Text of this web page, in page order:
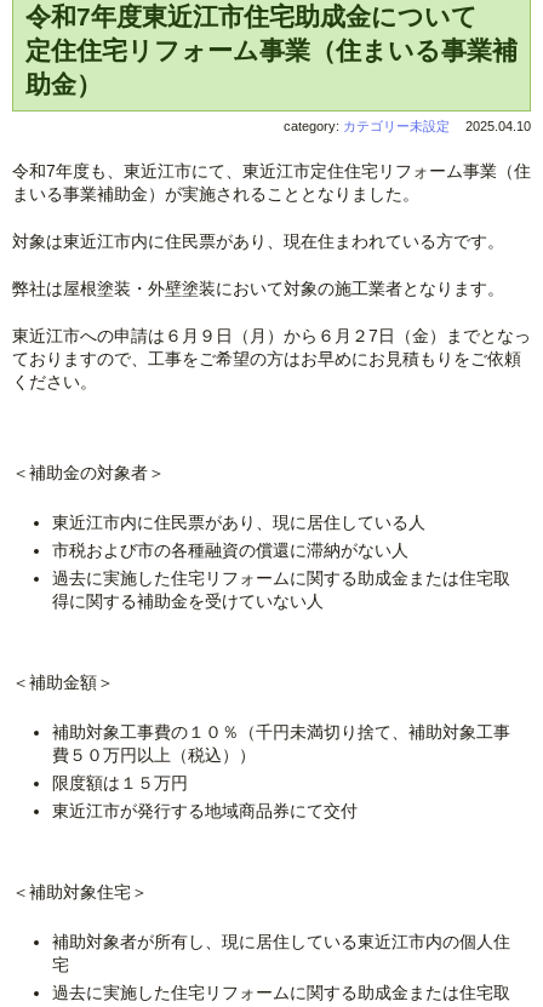
令和7年度東近江市住宅助成金について
定住住宅リフォーム事業（住まいる事業補
助金）
category: カテゴリー未設定 2025.04.10
令和7年度も、東近江市にて、東近江市定住住宅リフォーム事業（住
まいる事業補助金）が実施されることとなりました。
対象は東近江市内に住民票があり、現在住まわれている方です。
弊社は屋根塗装・外壁塗装において対象の施工業者となります。
東近江市への申請は６月９日（月）から６月２7日（金）までとなっ
ておりますので、工事をご希望の方はお早めにお見積もりをご依頼
ください。
＜補助金の対象者＞
東近江市内に住民票があり、現に居住している人
市税および市の各種融資の償還に滞納がない人
過去に実施した住宅リフォームに関する助成金または住宅取
得に関する補助金を受けていない人
＜補助金額＞
補助対象工事費の１０％（千円未満切り捨て、補助対象工事
費５０万円以上（税込））
限度額は１５万円
東近江市が発行する地域商品券にて交付
＜補助対象住宅＞
補助対象者が所有し、現に居住している東近江市内の個人住
宅
過去に実施した住宅リフォームに関する助成金または住宅取